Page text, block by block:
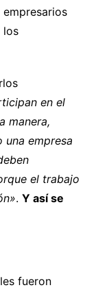
los
en el
manera,
una empresa
el trabajo
. Y así se
fueron